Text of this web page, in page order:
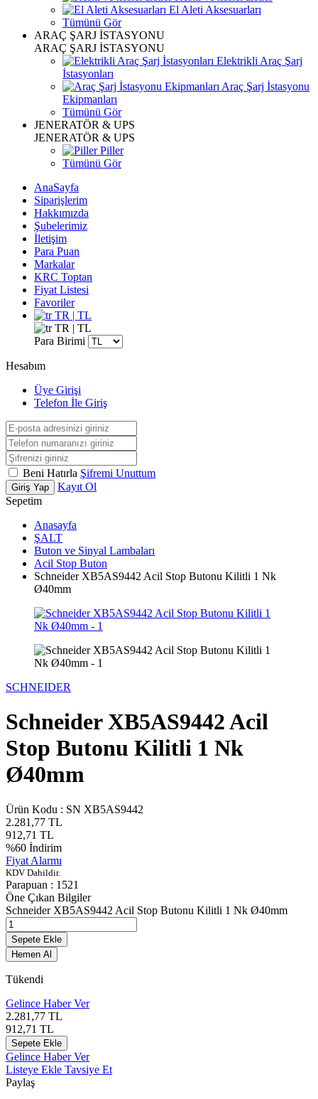
El Aleti Aksesuarları
Tümünü Gör
ARAÇ ŞARJ İSTASYONU
ARAÇ ŞARJ İSTASYONU
Elektrikli Araç Şarj
İstasyonları
Araç Şarj İstasyonu
Ekipmanları
Tümünü Gör
JENERATÖR & UPS
JENERATÖR & UPS
Piller
Tümünü Gör
AnaSayfa
Siparişlerim
Hakkımızda
Şubelerimiz
İletişim
Para Puan
Markalar
KRC Toptan
Fiyat Listesi
Favoriler
TR | TL
TR | TL
Para Birimi
Hesabım
Üye Girişi
Telefon İle Giriş
Beni Hatırla Şifremi Unuttum
Giriş Yap
Kayıt Ol
Sepetim
Anasayfa
ŞALT
Buton ve Sinyal Lambaları
Acil Stop Buton
Schneider XB5AS9442 Acil Stop Butonu Kilitli 1 Nk
Ø40mm
SCHNEIDER
Schneider XB5AS9442 Acil
Stop Butonu Kilitli 1 Nk
Ø40mm
Ürün Kodu : SN XB5AS9442
2.281,77 TL
912,71 TL
%60 İndirim
Fiyat Alarmı
KDV Dahildir.
Parapuan : 1521
Öne Çıkan Bilgiler
Schneider XB5AS9442 Acil Stop Butonu Kilitli 1 Nk Ø40mm
Sepete Ekle
Hemen Al
Tükendi
Gelince Haber Ver
2.281,77 TL
912,71 TL
Sepete Ekle
Gelince Haber Ver
Listeye Ekle Tavsiye Et
Paylaş